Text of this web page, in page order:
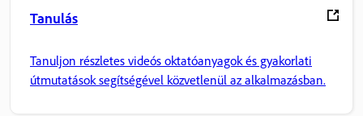
Tanulás
Tanuljon részletes videós oktatóanyagok és gyakorlati
útmutatások segítségével közvetlenül az alkalmazásban.